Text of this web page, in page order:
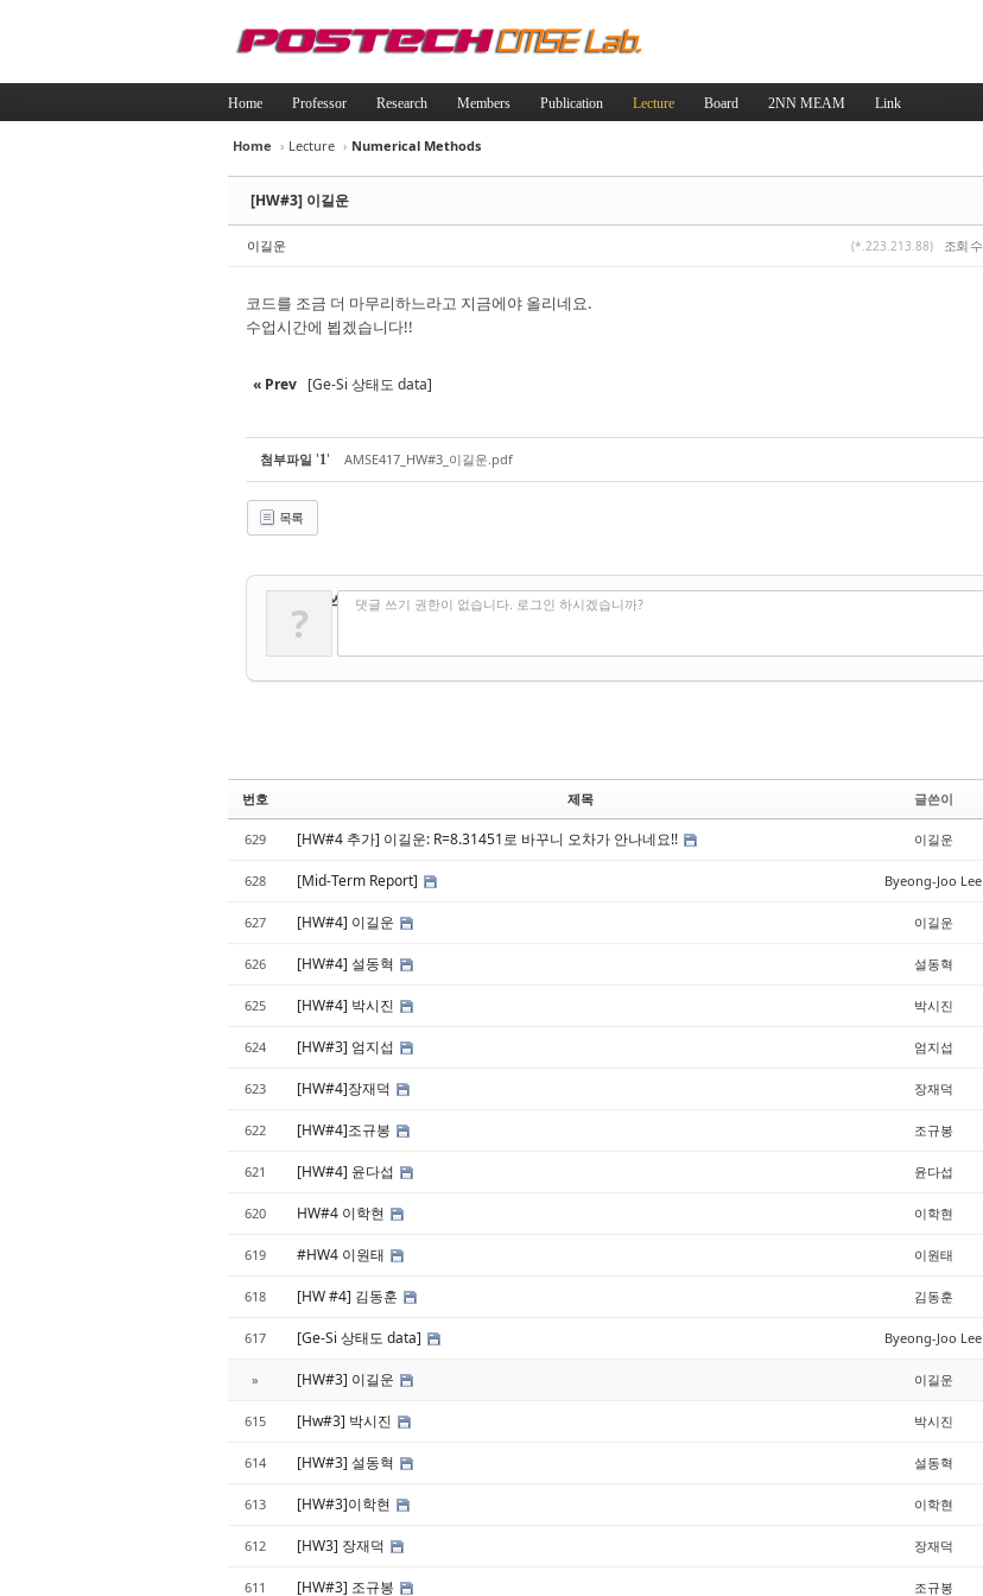
Home Professor Research Members Publication Lecture Board 2NN MEAM Link
Home › Lecture › Numerical Methods
[HW#3] 이길운
이길운 (*.223.213.88) 조회 수
코드를 조금 더 마무리하느라고 지금에야 올리네요.
수업시간에 뵙겠습니다!!
« Prev [Ge-Si 상태도 data]
첨부파일 '1' AMSE417_HW#3_이길운.pdf
목록
댓글 쓰기
? 댓글 쓰기 권한이 없습니다. 로그인 하시겠습니까?
번호 제목 글쓴이
629 [HW#4 추가] 이길운: R=8.31451로 바꾸니 오차가 안나네요!! 이길운
628 [Mid-Term Report] Byeong-Joo Lee
627 [HW#4] 이길운 이길운
626 [HW#4] 설동혁 설동혁
625 [HW#4] 박시진 박시진
624 [HW#3] 엄지섭 엄지섭
623 [HW#4]장재덕 장재덕
622 [HW#4]조규봉 조규봉
621 [HW#4] 윤다섭 윤다섭
620 HW#4 이학현 이학현
619 #HW4 이원태 이원태
618 [HW #4] 김동훈 김동훈
617 [Ge-Si 상태도 data] Byeong-Joo Lee
» [HW#3] 이길운 이길운
615 [Hw#3] 박시진 박시진
614 [HW#3] 설동혁 설동혁
613 [HW#3]이학현 이학현
612 [HW3] 장재덕 장재덕
611 [HW#3] 조규봉 조규봉
Sketchbook5, 스케치북5
Sketchbook5, 스케치북5
Sketchbook5, 스케치북5
Sketchbook5, 스케치북5